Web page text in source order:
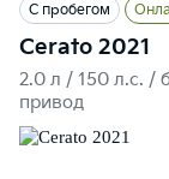
С пробегом
Cerato 2021
2.0 л / 150 л.c. /
привод